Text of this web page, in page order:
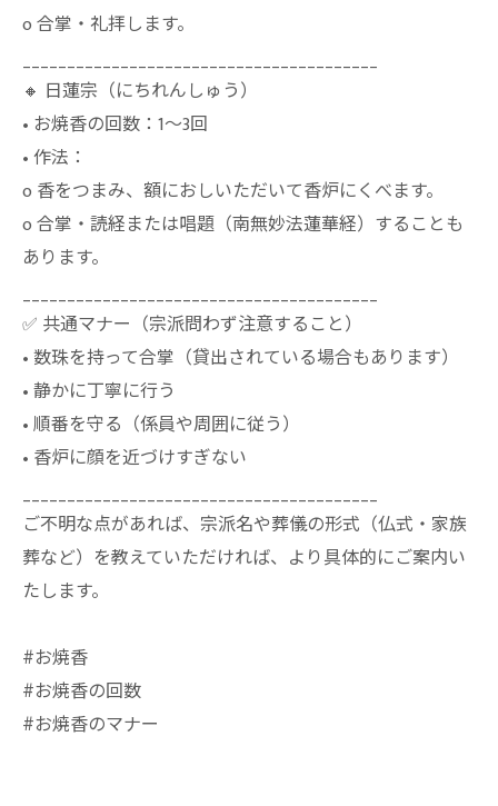
o 合掌・礼拝します。
🔸 日蓮宗（にちれんしゅう）
• お焼香の回数：1〜3回
• 作法：
o 香をつまみ、額におしいただいて香炉にくべます。
o 合掌・読経または唱題（南無妙法蓮華経）することも
あります。
✅ 共通マナー（宗派問わず注意すること）
• 数珠を持って合掌（貸出されている場合もあります）
• 静かに丁寧に行う
• 順番を守る（係員や周囲に従う）
• 香炉に顔を近づけすぎない
ご不明な点があれば、宗派名や葬儀の形式（仏式・家族
葬など）を教えていただければ、より具体的にご案内い
たします。
#お焼香
#お焼香の回数
#お焼香のマナー